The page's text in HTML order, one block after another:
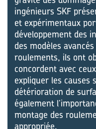
ingénieurs SKF
et expérimentaux
développement des
des modèles
roulements, ils ont
concordent avec
expliquer les causes
détérioration de
également
montage des
appropriée.